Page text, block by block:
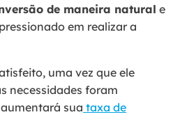
de maneira natural e
em realizar a
uma vez que ele
necessidades foram
sua taxa de